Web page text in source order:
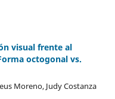
visual frente al
octogonal vs.
Moreno, Judy Costanza